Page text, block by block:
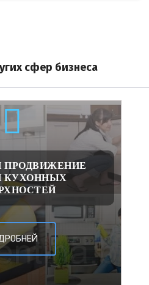
сфер бизнеса
ПРОДВИЖЕНИЕ
КУХОННЫХ